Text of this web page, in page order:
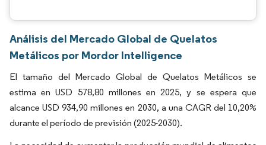
Análisis del Mercado Global de Quelatos
Metálicos por Mordor Intelligence
El tamaño del Mercado Global de Quelatos Metálicos se
estima en USD 578,80 millones en 2025, y se espera que
alcance USD 934,90 millones en 2030, a una CAGR del 10,20%
durante el período de previsión (2025-2030).